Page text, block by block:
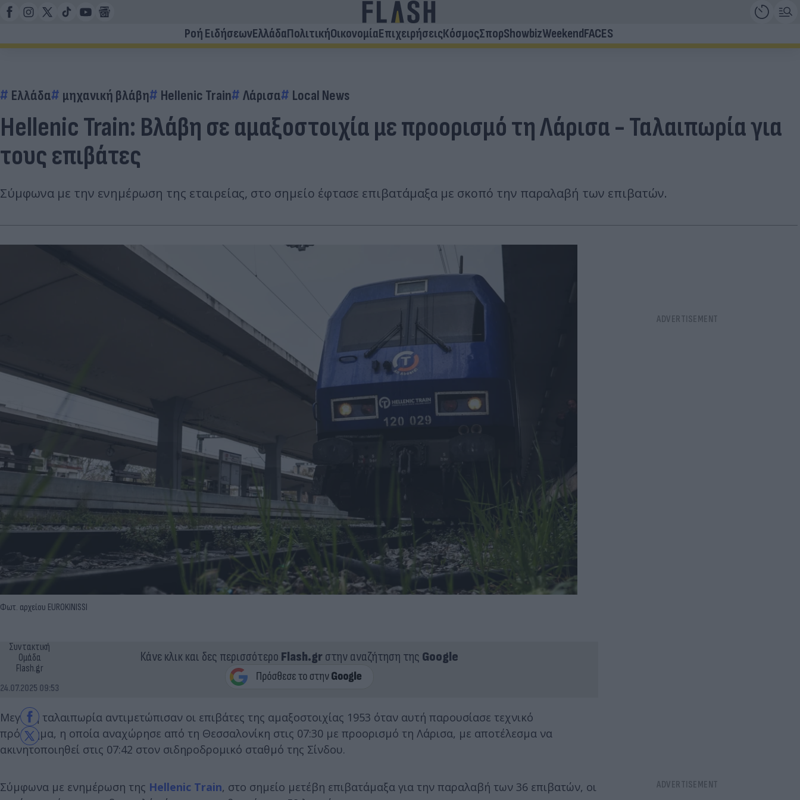
Ροή ΕιδήσεωνΕλλάδαΠολιτικήΟικονομίαΕπιχειρήσειςΚόσμοςΣπορShowbizWeekendFACES
Ελλάδα μηχανική βλάβη Hellenic Train Λάρισα Local News
Hellenic Train: Βλάβη σε αμαξοστοιχία με προορισμό τη Λάρισα - Ταλαιπωρία για
τους επιβάτες
Σύμφωνα με την ενημέρωση της εταιρείας, στο σημείο έφτασε επιβατάμαξα με σκοπό την παραλαβή των επιβατών.
Φωτ. αρχείου EUROKINISSI
Συντακτική
Ομάδα
Flash.gr
24.07.2025 09:53
Κάνε κλικ και δες περισσότερο Flash.grστην αναζήτηση της Google
Μεγάλη ταλαιπωρία αντιμετώπισαν οι επιβάτες της αμαξοστοιχίας 1953 όταν αυτή παρουσίασε τεχνικό
πρόβλημα, η οποία αναχώρησε από τη Θεσσαλονίκη στις 07:30 με προορισμό τη Λάρισα, με αποτέλεσμα να
ακινητοποιηθεί στις 07:42 στον σιδηροδρομικό σταθμό της Σίνδου.
Σύμφωνα με ενημέρωση της Hellenic Train, στο σημείο μετέβη επιβατάμαξα για την παραλαβή των 36 επιβατών, οι